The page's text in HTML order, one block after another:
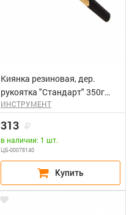
Киянка резиновая, дер.
рукоятка "Стандарт" 350г
(55мм) БИБЕР 85392
ИНСТРУМЕНТ
313
в наличии: 1 шт.
ЦБ-00078140